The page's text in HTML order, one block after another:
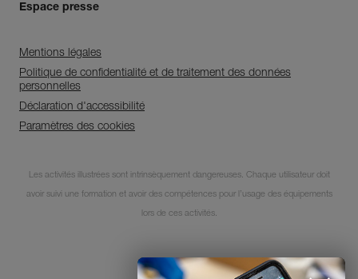
Découvrez ePPEcentre
Simplifiez le contrôle et le suivi de
votre parc d'EPI.
JE DÉCOUVRE L'APP
Espace presse
Mentions légales
Politique de confidentialité et de traitement des données
personnelles
Déclaration d'accessibilité
Paramètres des cookies
Les activités illustrées sont intrinsèquement dangereuses. Chaque utilisateur doit
avoir suivi une formation et avoir des compétences pour l’usage des équipements
lors de ces activités.
© 1995-2026 Petzl